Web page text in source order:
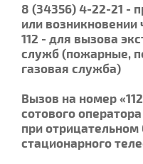
8 (34356) 4-22-21 -
или
112 - для вызова
служб (пожарные,
газовая служба)
Вызов на номер
сотового
при
стационарного